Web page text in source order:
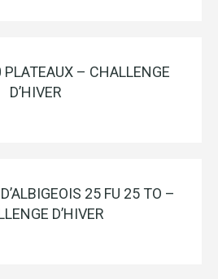
PLATEAUX – CHALLENGE
D’HIVER
25 FU 25 TO –
D’HIVER